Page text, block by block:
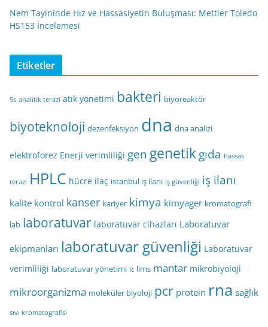
Nem Tayininde Hız ve Hassasiyetin Buluşması: Mettler Toledo
HS153 İncelemesi
Etiketler
5s analitik terazi atık yönetimi bakteri biyoreaktör
biyoteknoloji dezenfeksiyon dna dna analizi
elektroforez Enerji verimliliği gen genetikgıda hassas
terazi HPLC hücre ilaç istanbul iş ilanı iş güvenliği iş ilanı
kalite kontrol kanser kariyer kimya kimyager kromatografi
lab laboratuvar laboratuvar cihazları Laboratuvar
ekipmanları laboratuvar güvenliği Laboratuvar
verimliliği laboratuvar yönetimi lc lims mantar mikrobiyoloji
mikroorganizma moleküler biyoloji pcr protein rna sağlık
sıvı kromatografisi